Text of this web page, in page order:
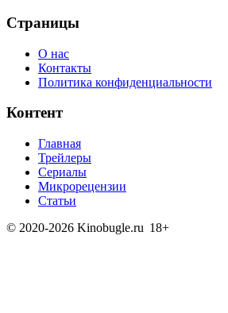
Страницы
О нас
Контакты
Политика конфиденциальности
Контент
Главная
Трейлеры
Сериалы
Микрорецензии
Статьи
© 2020-2026 Kinobugle.ru 18+